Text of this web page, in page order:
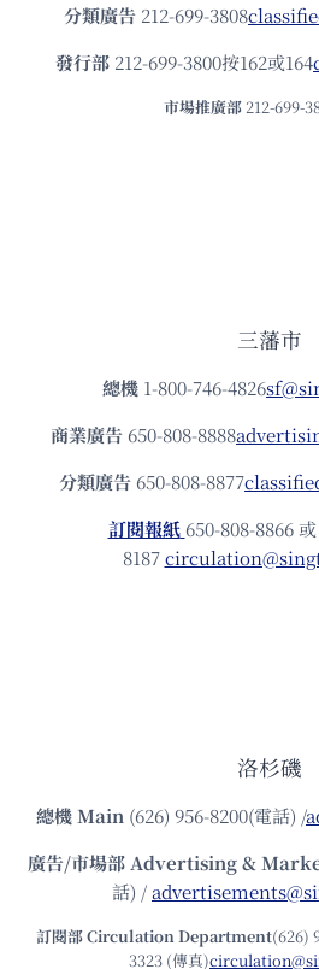
分類廣告 212-699-3808
發⾏部 212-699-3800按162或164
市場推廣部 212-699-
三藩市
總機 1-800-746-4826
商業廣告 650-808-8888
分類廣告 650-808-8877
訂閱報紙 650-808-8866
8187
洛杉磯
總機Main (626) 956-8200(電話) /
廣告/市場部Advertising &
話) /
訂閱部 Circulation Department(626)
3323 (傳真)